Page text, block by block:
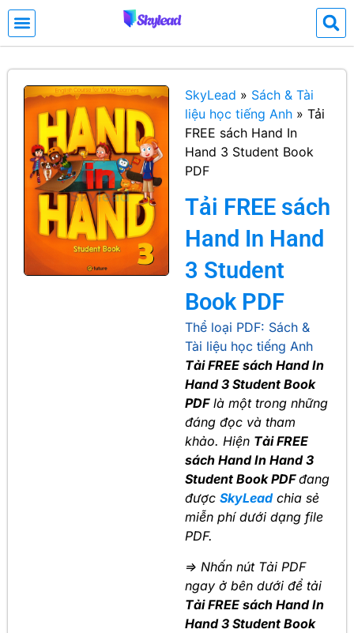
SkyLead » Sách & Tài
liệu học tiếng Anh » Tải
FREE sách Hand In
Hand 3 Student Book
PDF
Tải FREE sách
Hand In Hand
3 Student
Book PDF
Thể loại PDF: Sách &
Tài liệu học tiếng Anh
Tải FREE sách Hand In
Hand 3 Student Book
PDFlà một trong những
đáng đọc và tham
khảo. Hiện Tải FREE
sách Hand In Hand 3
Student Book PDFđang
được SkyLeadchia sẻ
miễn phí dưới dạng file
PDF.
=> Nhấn nút Tải PDF
ngay ở bên dưới để tải
Tải FREE sách Hand In
Hand 3 Student Book